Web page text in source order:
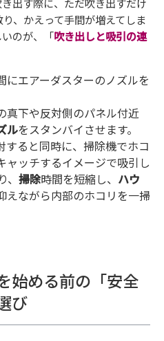
、かえって手間が増えてしま
のが、「吹き出しと吸引の連
にエアーダスターのノズルを
真下や反対側のパネル付近
ルをスタンバイさせます。
すると同時に、掃除機でホコ
ャッチするイメージで吸引し
掃除時間を短縮し、 ハウ
えながら内部のホコリを一掃
始める前の「安全
び